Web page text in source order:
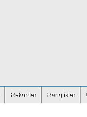
Rekorder Ranglister